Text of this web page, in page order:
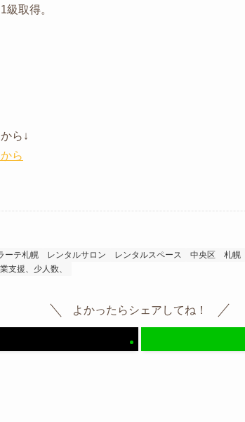
取得。
ら↓
ーテ札幌 レンタルサロン レンタルスペース 中央区 札幌
支援、少人数、
よかったらシェアしてね！